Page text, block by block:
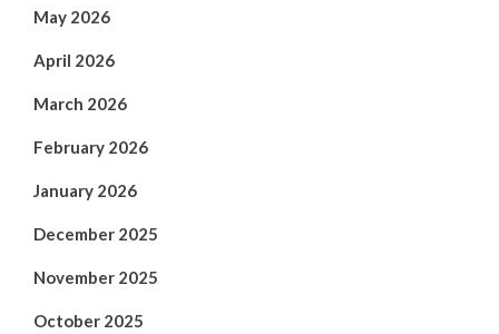
May 2026
April 2026
March 2026
February 2026
January 2026
December 2025
November 2025
October 2025